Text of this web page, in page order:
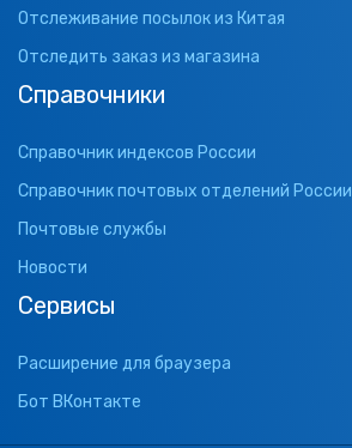
Отслеживание посылок из Китая
Отследить заказ из магазина
Справочники
Справочник индексов России
Справочник почтовых отделений России
Почтовые службы
Новости
Сервисы
Расширение для браузера
Бот ВКонтакте